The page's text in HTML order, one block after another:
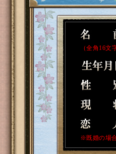
（全角16
※既婚の場